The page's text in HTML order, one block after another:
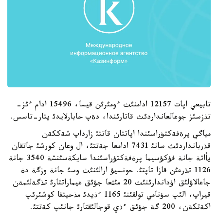
تابيعي اپات 12157 ادامنئث ءومئرئن قيسا، 15496 ادام ءئز-
تذزسئز جوعالعانداردئث قاتارئندا، دةپ حابارلايدئ يتار-تاسس.
مياگي پرةفةكتؤراسئندا اپاتتان قاتتئ زارداپ شةككةن
قذربانداردئث سانئ 7431 ادامعا جةتتئ، ال وعان كورشئ جاتقان
يأاتة جانة فؤكؤسيما پرةفةكتؤراسئندا سايكةسئنشة 3540 جانة
1126 تذرعئن قازا تاپتئ. حونسيؤ ارالئنئث وسئ جانة وزگة دة
جاعالاؤلئق اؤداندارئنئث 20 مئثعا جؤئق عيماراتتارئ تذگةلئمةن
قيراپ، الئپ سؤنامي تولقئنئ 1165 ءذيدئ مذحيتقا كوشئرئپ
اكةتكةن، 200 گة جؤئق ءذي قوجالئقتارئ جانئپ كةتتئ.